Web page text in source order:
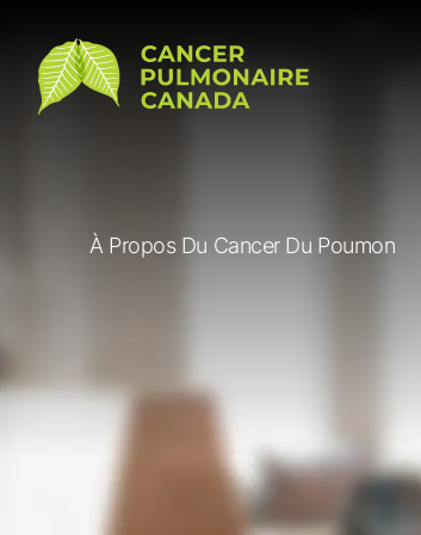
Cancer Pulmonaire Canada
À Propos Du Cancer Du Poumon